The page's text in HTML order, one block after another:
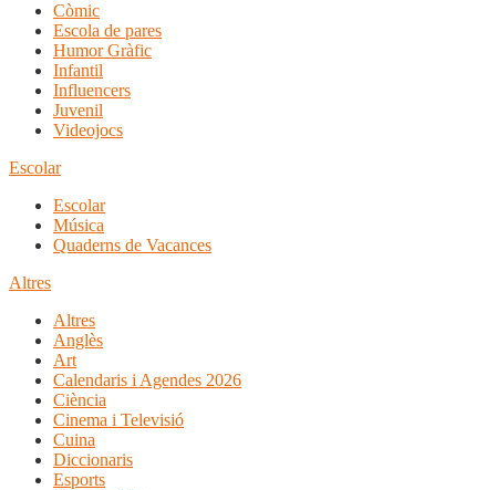
Còmic
Escola de pares
Humor Gràfic
Infantil
Influencers
Juvenil
Videojocs
Escolar
Escolar
Música
Quaderns de Vacances
Altres
Altres
Anglès
Art
Calendaris i Agendes 2026
Ciència
Cinema i Televisió
Cuina
Diccionaris
Esports